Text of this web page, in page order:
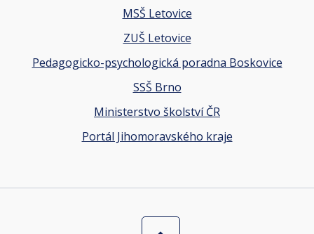
MSŠ Letovice
ZUŠ Letovice
Pedagogicko-psychologická poradna Boskovice
SSŠ Brno
Ministerstvo školství ČR
Portál Jihomoravského kraje